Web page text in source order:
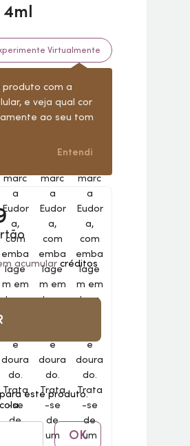
4ml
Virtualmente
com a
e veja qual cor
ao seu tom
Entendi
acumular créditos
este produto.
OK